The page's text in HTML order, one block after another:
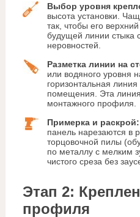
Выбор уровня
высота установки.
так, чтобы его
будущей линии стыка
неровностей.
Разметка линии на
или водяного уровня
горизонтальная
помещения. Эта
монтажного профиля.
Примерка и раскрой:
панель нарезаются в
торцовочной пилы
по металлу с мелким
чистого среза без
Этап 2:
профиля